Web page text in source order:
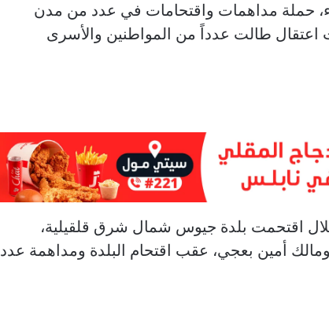
حملة مداهمات واقتحامات في عدد من مدن
اعتقال طالت عدداً من المواطنين والأسرى
اقتحمت بلدة جيوس شمال شرق قلقيلية،
أمين بعجي، عقب اقتحام البلدة ومداهمة عدد